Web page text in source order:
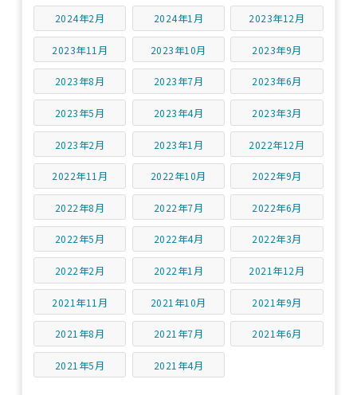
2024年2月 2024年1月 2023年12月
2023年11月 2023年10月 2023年9月
2023年8月 2023年7月 2023年6月
2023年5月 2023年4月 2023年3月
2023年2月 2023年1月 2022年12月
2022年11月 2022年10月 2022年9月
2022年8月 2022年7月 2022年6月
2022年5月 2022年4月 2022年3月
2022年2月 2022年1月 2021年12月
2021年11月 2021年10月 2021年9月
2021年8月 2021年7月 2021年6月
2021年5月 2021年4月